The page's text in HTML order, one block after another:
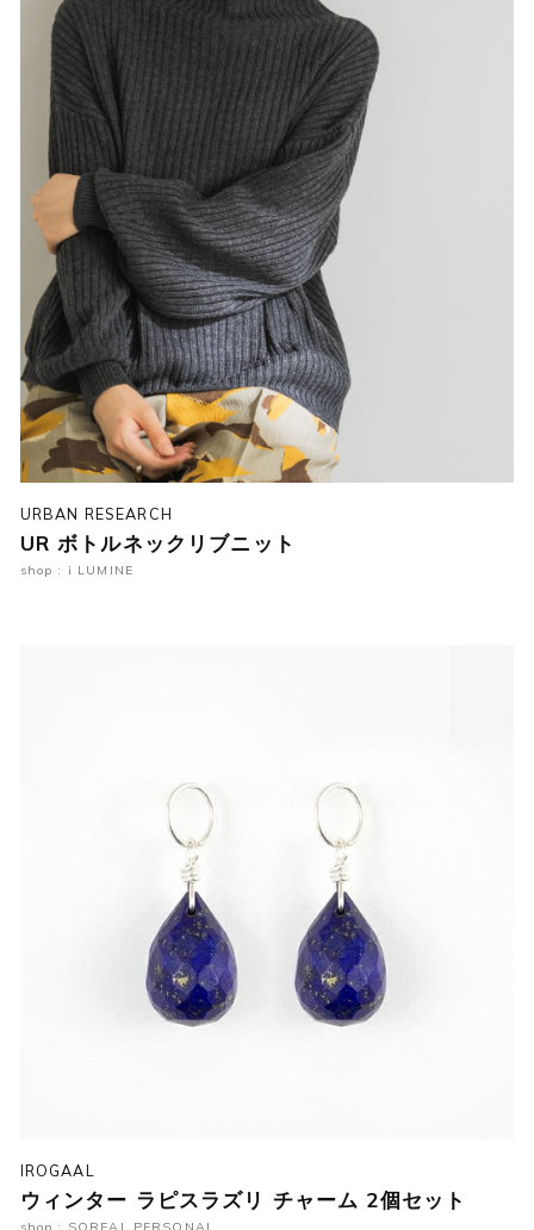
URBAN RESEARCH
UR ボトルネックリブニット
shop : i LUMINE
IROGAAL
ウィンター ラピスラズリ チャーム 2個セット